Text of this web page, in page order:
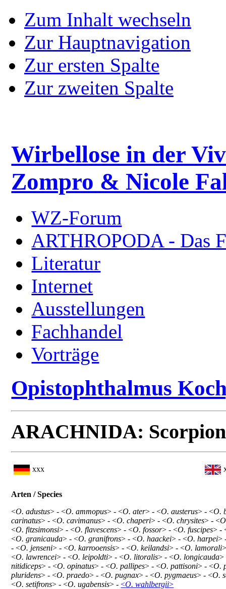
Zum Inhalt wechseln
Zur Hauptnavigation
Zur ersten Spalte
Zur zweiten Spalte
Wirbellose in der
Zompro & Nicole
WZ-Forum
ARTHROPODA - Das
Literatur
Internet
Ausstellungen
Fachhandel
Vorträge
Opistophthalmus
ARACHNIDA:
xxx
Arten / Species
<O. adustus> - <O. ammopus> - <O. ater> - <O. austerus> - <O.
carinatus> - <O. cavimanus> - <O. chaperi> - <O. chrysites> - <
<O. fitzsimonsi> - <O. flavescens> - <O. fossor> - <O. fuscipes> -
<O. granicauda> - <O. granifrons> - <O. haackei> - <O. harpei>
- <O. jenseni> - <O. karrooensis> - <O. keilandsi> - <O. lamorali
<O. lawrencei> - <O. leipoldti> - <O. litoralis> - <O. longicauda>
nitidiceps> - <O. opinatus> - <O. pallipes> - <O. pattisoni> - <O.
pluridens> - <O. praedo> - <O. pugnax> - <O. pygmaeus> - <O.
<O. setifrons> - <O. ugabensis> -<O. wahlbergii>